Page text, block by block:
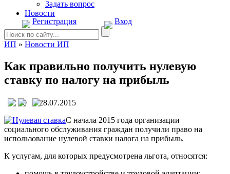
Задать вопрос
Новости
Регистрация
Вход
ИП » Новости ИП
Как правильно получить нулевую
ставку по налогу на прибыль
0
28.07.2015
С начала 2015 года организации
социального обслуживания граждан получили право на
использование нулевой ставки налога на прибыль.
К услугам, для которых предусмотрена льгота, относятся: